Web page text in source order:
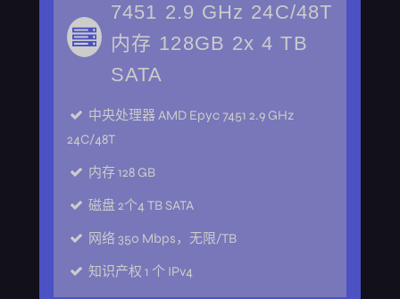
7451 2.9 GHz 24C/48T
内存 128GB 2x 4 TB
SATA
中央处理器 AMD Epyc 7451 2.9 GHz
24C/48T
内存128 GB
磁盘2个4 TB SATA
网络 350 Mbps，无限/TB
知识产权 1 个 IPv4